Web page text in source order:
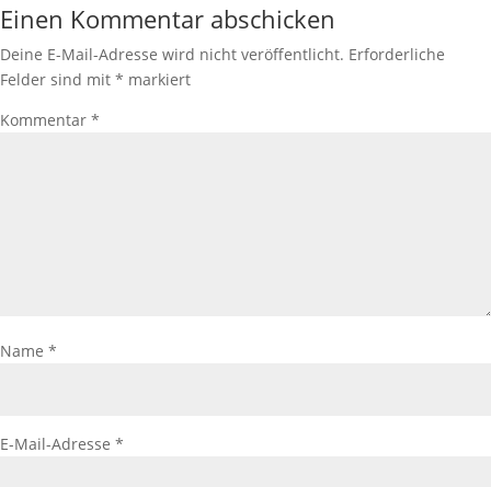
Einen Kommentar abschicken
Deine E-Mail-Adresse wird nicht veröffentlicht. Erforderliche
Felder sind mit * markiert
Kommentar *
Name *
E-Mail-Adresse *